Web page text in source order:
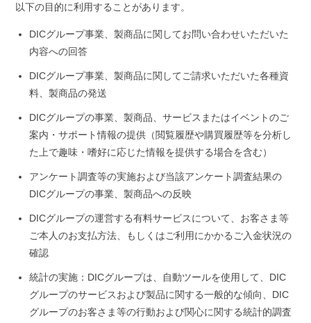
以下の目的に利用することがあります。
DICグループ事業、製商品に関してお問い合わせいただいた
内容への回答
DICグループ事業、製商品に関してご請求いただいた各種資
料、製商品の発送
DICグループの事業、製商品、サービスまたはイベントのご
案内・サポート情報の提供（閲覧履歴や購買履歴等を分析し
た上で趣味・嗜好に応じた情報を提供する場合を含む）
アンケート調査等の実施および当該アンケート調査結果の
DICグループの事業、製商品への反映
DICグループの運営する有料サービスについて、お客さま等
ご本人のお支払方法、もしくはご利用にかかるご入金状況の
確認
統計の実施：DICグループは、自動ツールを使用して、DIC
グループのサービスおよび製品に関する一般的な傾向、DIC
グループのお客さま等の行動および関心に関する統計的調査